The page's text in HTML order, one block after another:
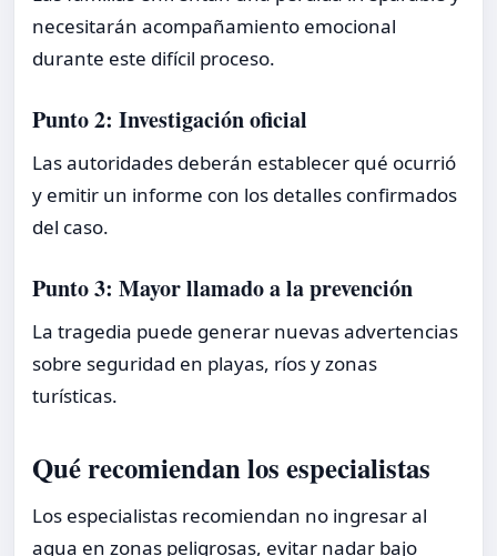
necesitarán acompañamiento emocional
durante este difícil proceso.
Punto 2: Investigación oficial
Las autoridades deberán establecer qué ocurrió
y emitir un informe con los detalles confirmados
del caso.
Punto 3: Mayor llamado a la prevención
La tragedia puede generar nuevas advertencias
sobre seguridad en playas, ríos y zonas
turísticas.
Qué recomiendan los especialistas
Los especialistas recomiendan no ingresar al
agua en zonas peligrosas, evitar nadar bajo